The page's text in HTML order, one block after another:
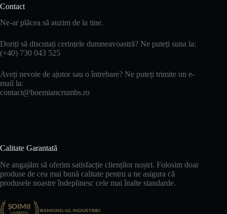
Contact
Ne-ar plăcea să auzim de la tine.
Doriți să discutați cerințele dumneavoastră? Ne puteți suna la:
(+40) 730 043 525
Aveți nevoie de ajutor sau o întrebare? Ne puteți trimite un e-
mail la:
contact@boemiancrumbs.ro
Calitate Garantată
Ne angajăm să oferim satisfacție clienților noștri. Folosim doar
produse de cea mai bună calitate pentru a ne asigura că
produsele noastre îndeplinesc cele mai înalte standarde.